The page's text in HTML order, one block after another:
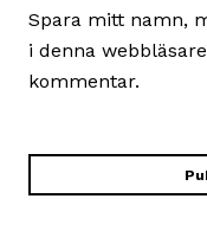
Spara mitt namn,
i denna
kommentar.